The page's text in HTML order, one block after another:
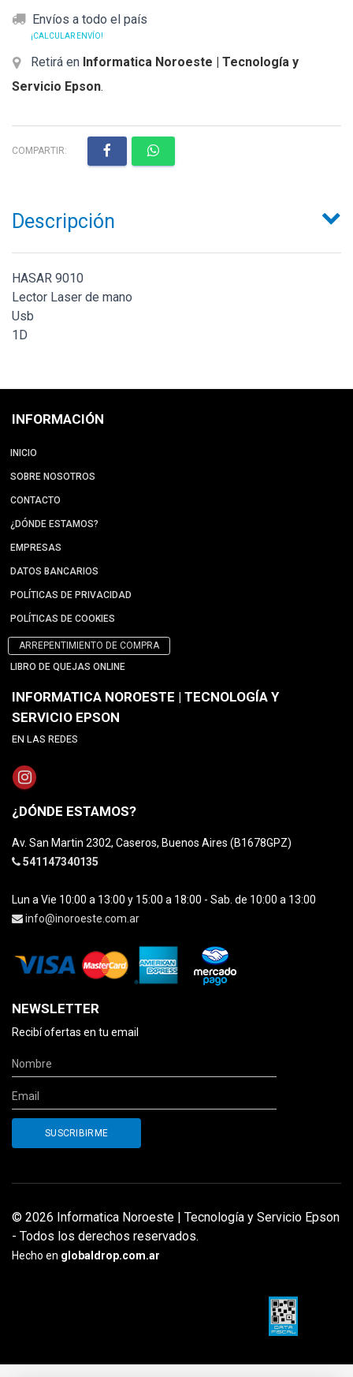
Envíos a todo el país
¡CALCULAR ENVÍO!
Retirá en Informatica Noroeste | Tecnología y
Servicio Epson.
COMPARTIR:
Descripción
HASAR 9010
Lector Laser de mano
Usb
1D
INFORMACIÓN
INICIO
SOBRE NOSOTROS
CONTACTO
¿DÓNDE ESTAMOS?
EMPRESAS
DATOS BANCARIOS
POLÍTICAS DE PRIVACIDAD
POLÍTICAS DE COOKIES
ARREPENTIMIENTO DE COMPRA
LIBRO DE QUEJAS ONLINE
INFORMATICA NOROESTE | TECNOLOGÍA Y
SERVICIO EPSON
EN LAS REDES
¿DÓNDE ESTAMOS?
Av. San Martin 2302, Caseros, Buenos Aires (B1678GPZ)
541147340135
Lun a Vie 10:00 a 13:00 y 15:00 a 18:00 - Sab. de 10:00 a 13:00
info@inoroeste.com.ar
NEWSLETTER
Recibí ofertas en tu email
© 2026 Informatica Noroeste | Tecnología y Servicio Epson
- Todos los derechos reservados.
Hecho en globaldrop.com.ar